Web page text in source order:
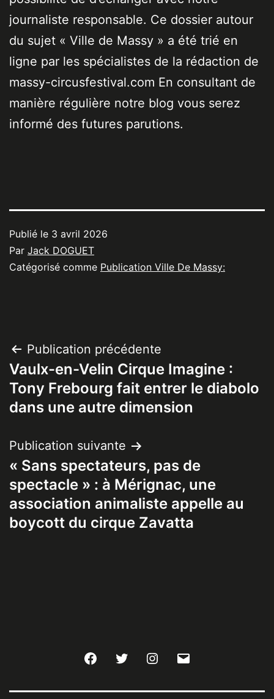
journaliste responsable. Ce dossier autour
du sujet « Ville de Massy » a été trié en
ligne par les spécialistes de la rédaction de
massy-circusfestival.com En consultant de
manière régulière notre blog vous serez
informé des futures parutions.
Publié le 3 avril 2026
Par Jack DOGUET
Catégorisé comme Publication Ville De Massy:
Navigation
de
l’article
Publication précédente
Vaulx-en-Velin Cirque Imagine :
Tony Frebourg fait entrer le diabolo
dans une autre dimension
Publication suivante
« Sans spectateurs, pas de
spectacle » : à Mérignac, une
association animaliste appelle au
boycott du cirque Zavatta
FacebookTwitter Instagram